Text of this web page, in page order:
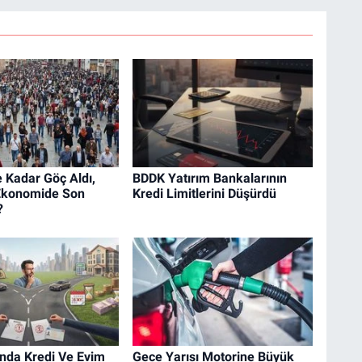
Göç Aldı,
Son
BDDK Yatırım Bankalarının
Kredi Limitlerini Düşürdü
Kredi Ve Evim Gece Yarısı Motorine Büyük